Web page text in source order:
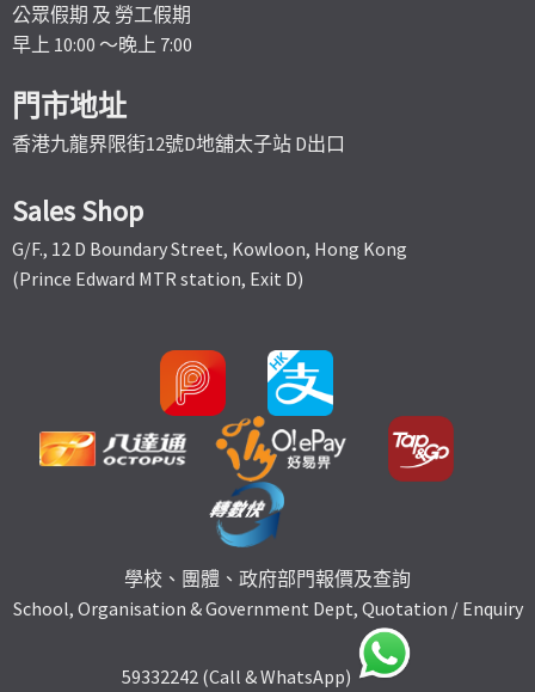
公眾假期 及 勞工假期
早上 10:00 ～晚上 7:00
門市地址
香港九龍界限街12號D地舖太子站 D出口
Sales Shop
G/F., 12 D Boundary Street, Kowloon, Hong Kong
(Prince Edward MTR station, Exit D)
學校、團體、政府部門報價及查詢
School, Organisation & Government Dept, Quotation / Enquiry
59332242 (Call & WhatsApp)